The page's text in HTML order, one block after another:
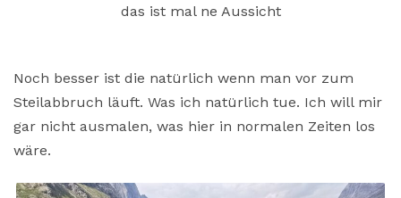
das ist mal ne Aussicht
Noch besser ist die natürlich wenn man vor zum
Steilabbruch läuft. Was ich natürlich tue. Ich will mir
gar nicht ausmalen, was hier in normalen Zeiten los
wäre.